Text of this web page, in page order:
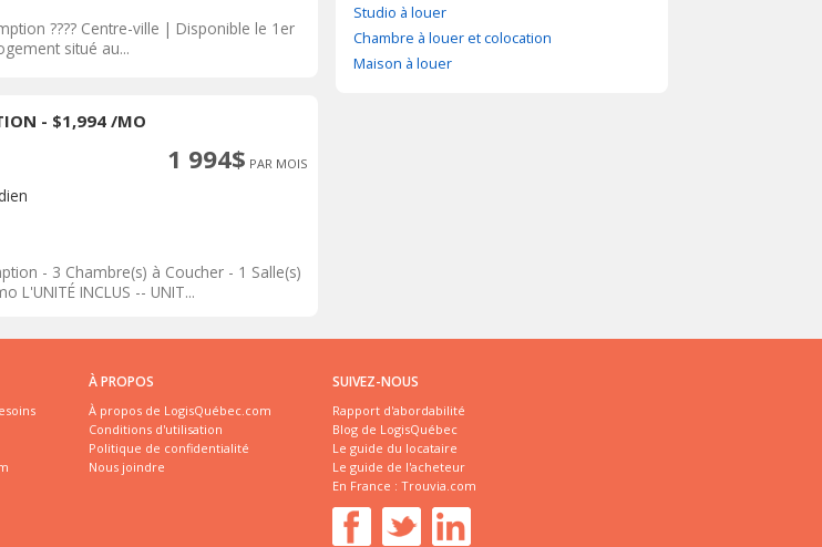
???? Centre-ville | Disponible le 1er
situé au...
- $1,994 /MO
1 994$ PAR MOIS
- 3 Chambre(s) à Coucher - 1 Salle(s)
L'UNITÉ INCLUS -- UNIT...
Studio à louer
Chambre à louer et colocation
Maison à louer
À PROPOS
À propos de LogisQuébec.com
Conditions d'utilisation
Politique de confidentialité
Nous joindre
SUIVEZ-NOUS
Rapport d'abordabilité
Blog de LogisQuébec
Le guide du locataire
Le guide de l'acheteur
En France : Trouvia.com